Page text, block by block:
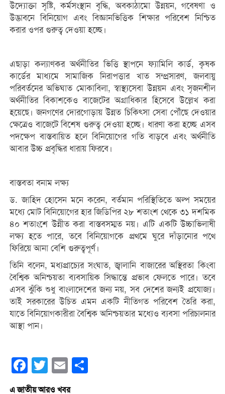
উদ্যোক্তা সৃষ্টি, কর্মসংস্থান বৃদ্ধি, অবকাঠামো উন্নয়ন, গবেষণা ও
উদ্ভাবনে বিনিয়োগ এবং বিজ্ঞানভিত্তিক শিক্ষার পরিবেশ নিশ্চিত
করার ওপর গুরুত্ব দেওয়া হচ্ছে।
এছাড়া কল্যাণকর অর্থনীতির ভিত্তি স্থাপনে ফ্যামিলি কার্ড, কৃষক
কার্ডের মাধ্যমে সামাজিক নিরাপত্তার খাত সম্প্রসারণ, জলবায়ু
পরিবর্তনের অভিঘাত মোকাবিলা, স্বাস্থ্যসেবা উন্নয়ন এবং সৃজনশীল
অর্থনীতির বিকাশকেও বাজেটের অগ্রাধিকার হিসেবে উল্লেখ করা
হয়েছে। জনগণের দোরগোড়ায় উন্নত চিকিৎসা সেবা পৌঁছে দেওয়ার
ক্ষেত্রেও বাজেটে বিশেষ গুরুত্ব দেওয়া হচ্ছে। ধারণা করা হচ্ছে এসব
পদক্ষেপ বাস্তবায়িত হলে বিনিয়োগের গতি বাড়বে এবং অর্থনীতি
আবার উচ্চ প্রবৃদ্ধির ধারায় ফিরবে।
বাস্তবতা বনাম লক্ষ্য
ড. জাহিদ হোসেন মনে করেন, বর্তমান পরিস্থিতিতে অল্প সময়ের
মধ্যে মোট বিনিয়োগের হার জিডিপির ২৮ শতাংশ থেকে ৩১ দশমিক
৪০ শতাংশে উন্নীত করা বাস্তবসম্মত নয়। এটি একটি উচ্চাভিলাষী
লক্ষ্য হতে পারে, তবে বিনিয়োগকে প্রথমে ঘুরে দাঁড়ানোর পথে
ফিরিয়ে আনা বেশি গুরুত্বপূর্ণ।
তিনি বলেন, মধ্যপ্রাচ্যের সংঘাত, জ্বালানি বাজারের অস্থিরতা কিংবা
বৈশ্বিক অনিশ্চয়তা ব্যবসায়িক সিদ্ধান্তে প্রভাব ফেলতে পারে। তবে
এসব ঝুঁকি শুধু বাংলাদেশের জন্য নয়, সব দেশের জন্যই প্রযোজ্য।
তাই সরকারের উচিত এমন একটি নীতিগত পরিবেশ তৈরি করা,
যাতে বিনিয়োগকারীরা বৈশ্বিক অনিশ্চয়তার মধ্যেও ব্যবসা পরিচালনার
আস্থা পান।
Facebook
Twitter Email
এ জাতীয় আরও খবর